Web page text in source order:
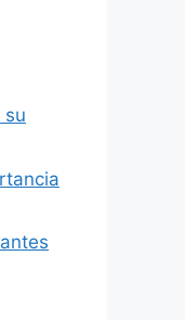
su